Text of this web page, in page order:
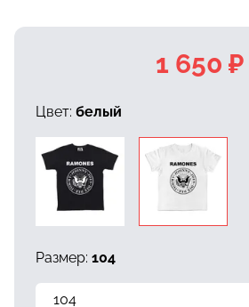
1 650 ₽
Цвет: белый
Размер: 104